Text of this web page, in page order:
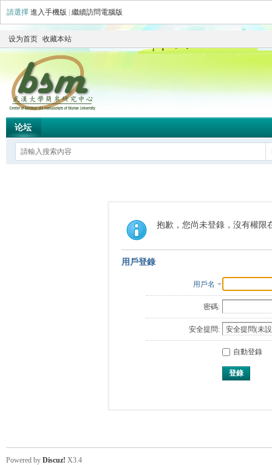
請選擇 進入手機版 繼續訪問電腦版
设为首页 收藏本站
论坛
抱歉，您尚未登錄，沒有權限
用戶登錄
用戶名
密碼:
安全提問:
自動登錄
登錄
Powered by Discuz! X3.4